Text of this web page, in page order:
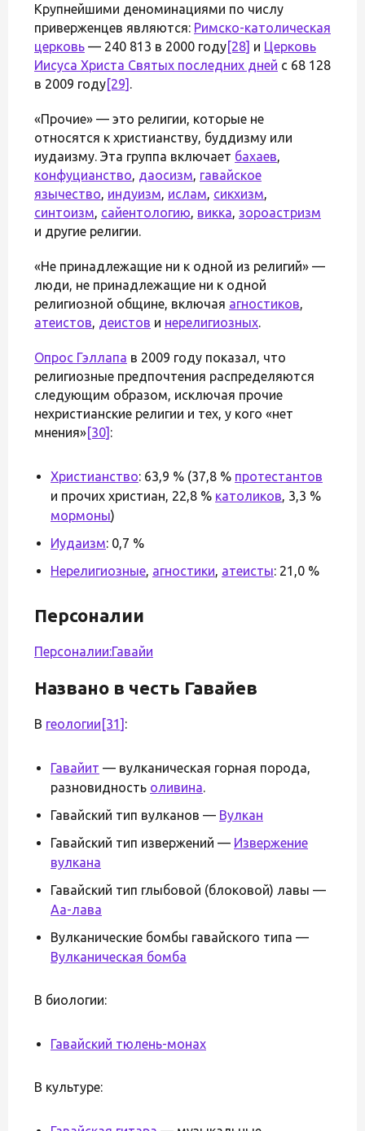
Крупнейшими деноминациями по числу
приверженцев являются: Римско-католическая
церковь — 240 813 в 2000 году[28] и Церковь
Иисуса Христа Святых последних дней с 68 128
в 2009 году[29] .
«Прочие» — это религии, которые не
относятся к христианству, буддизму или
иудаизму. Эта группа включает бахаев,
конфуцианство, даосизм, гавайское
язычество, индуизм, ислам, сикхизм,
синтоизм, сайентологию, викка, зороастризм
и другие религии.
«Не принадлежащие ни к одной из религий» —
люди, не принадлежащие ни к одной
религиозной общине, включая агностиков,
атеистов, деистов и нерелигиозных.
Опрос Гэллапа в 2009 году показал, что
религиозные предпочтения распределяются
следующим образом, исключая прочие
нехристианскиe религии и тех, у кого «нет
мнения»[30] :
Христианство: 63,9 % (37,8 % протестантов
и прочих христиан, 22,8 % католиков, 3,3 %
мормоны)
Иудаизм: 0,7 %
Нерелигиозные, агностики, атеисты: 21,0 %
Персоналии
Персоналии:Гавайи
Названо в честь Гавайев
В геологии [31] :
Гавайит — вулканическая горная порода,
разновидность оливина.
Гавайский тип вулканов — Вулкан
Гавайский тип извержений — Извержение
вулкана
Гавайский тип глыбовой (блоковой) лавы —
Аа-лава
Вулканические бомбы гавайского типа —
Вулканическая бомба
В биологии:
Гавайский тюлень-монах
В культуре: